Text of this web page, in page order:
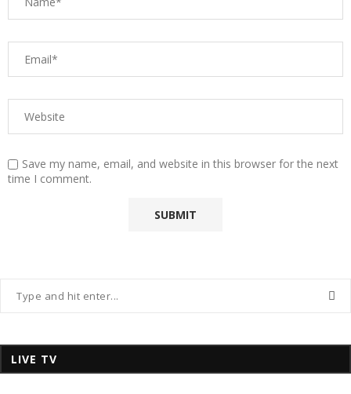
Save my name, email, and website in this browser for the next
time I comment.
LIVE TV